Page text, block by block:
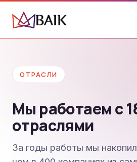
ОТРАСЛИ
Мы работаем с
отраслями
За годы работы мы